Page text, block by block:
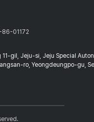
86-01172
gil, Jeju-si, Jeju Special
ro, Yeongdeungpo-gu,